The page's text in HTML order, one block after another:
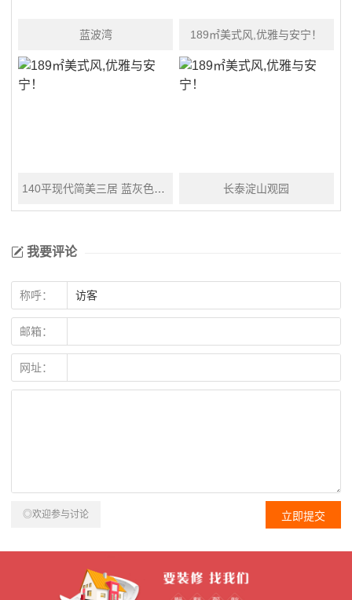
蓝波湾 189㎡美式风,优雅与安宁！
长泰淀山观园
我要评论
称呼：
邮箱：
网址：
◎欢迎参与讨论